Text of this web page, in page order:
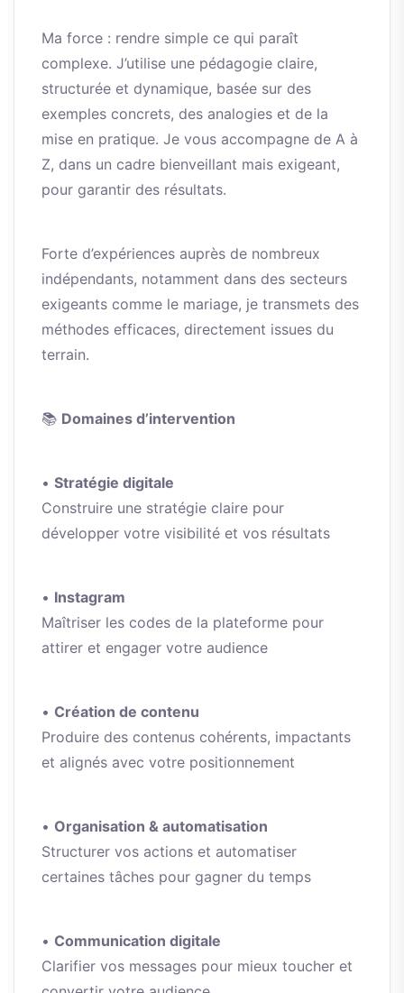
Ma force : rendre simple ce qui paraît
complexe. J’utilise une pédagogie claire,
structurée et dynamique, basée sur des
exemples concrets, des analogies et de la
mise en pratique. Je vous accompagne de A à
Z, dans un cadre bienveillant mais exigeant,
pour garantir des résultats.
Forte d’expériences auprès de nombreux
indépendants, notamment dans des secteurs
exigeants comme le mariage, je transmets des
méthodes efficaces, directement issues du
terrain.
📚 Domaines d’intervention
• Stratégie digitale
Construire une stratégie claire pour
développer votre visibilité et vos résultats
• Instagram
Maîtriser les codes de la plateforme pour
attirer et engager votre audience
• Création de contenu
Produire des contenus cohérents, impactants
et alignés avec votre positionnement
• Organisation & automatisation
Structurer vos actions et automatiser
certaines tâches pour gagner du temps
• Communication digitale
Clarifier vos messages pour mieux toucher et